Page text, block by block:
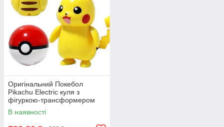
Оригінальний Покебол
Pikachu Electric куля з
фігуркою-трансформером
Покемон Пікачу
В наявності